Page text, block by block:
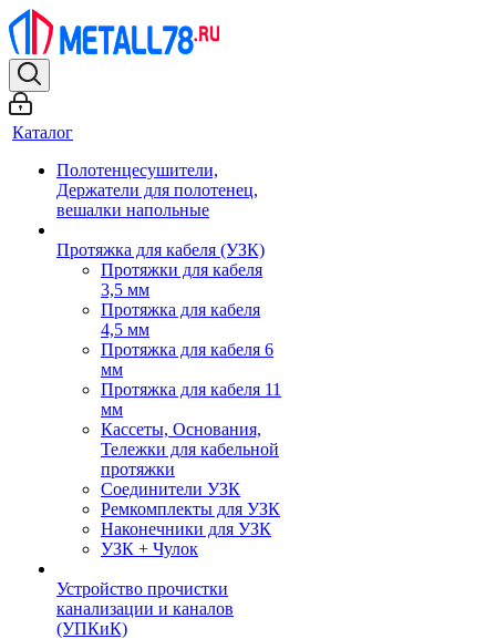
Каталог
Полотенцесушители,
Держатели для полотенец,
вешалки напольные
Протяжка для кабеля (УЗК)
Протяжки для кабеля
3,5 мм
Протяжка для кабеля
4,5 мм
Протяжка для кабеля 6
мм
Протяжка для кабеля 11
мм
Кассеты, Основания,
Тележки для кабельной
протяжки
Соединители УЗК
Ремкомплекты для УЗК
Наконечники для УЗК
УЗК + Чулок
Устройство прочистки
канализации и каналов
(УПКиК)